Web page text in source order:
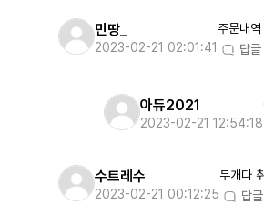
민땅_
2023-02-21 02:01:41
주문내
답글
아듀2021
2023-02-21 12:54:18
수트레수
2023-02-21 00:12:25
두개다
답글